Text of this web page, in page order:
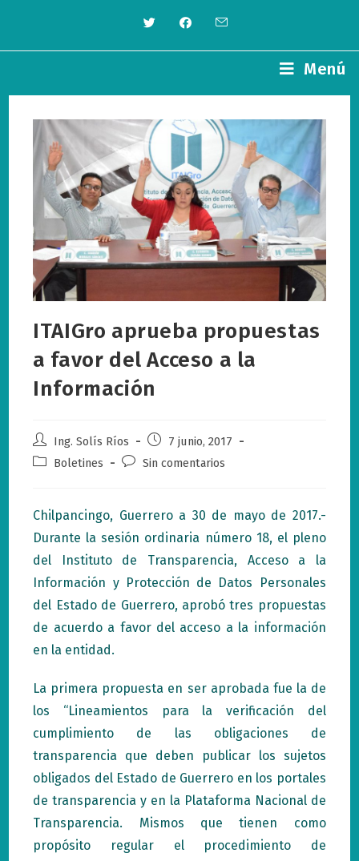
contenido
Menú
ITAIGro aprueba propuestas
a favor del Acceso a la
Información
Autor
de
Ing. Solís Ríos
Publicación
de
7 junio, 2017
Categoría
entrada:
Boletines
Comentarios
entrada:
Sin comentarios
Chilpancingo, Guerrero a 30 de mayo de 2017.-
Durante la sesión ordinaria número 18, el pleno
del Instituto de Transparencia, Acceso a la
Información y Protección de Datos Personales
del Estado de Guerrero, aprobó tres propuestas
de acuerdo a favor del acceso a la información
en la entidad.
La primera propuesta en ser aprobada fue la de
los “Lineamientos para la verificación del
cumplimiento de las obligaciones de
transparencia que deben publicar los sujetos
obligados del Estado de Guerrero en los portales
de transparencia y en la Plataforma Nacional de
Transparencia. Mismos que tienen como
propósito regular el procedimiento de